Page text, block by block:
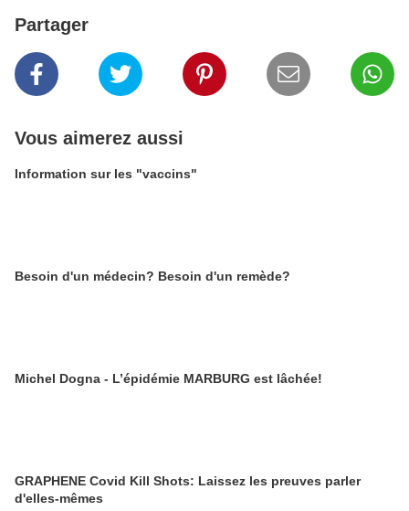
Partager
Vous aimerez aussi
Information sur les "vaccins"
Besoin d'un médecin? Besoin d'un remède?
Michel Dogna - L’épidémie MARBURG est lâchée!
GRAPHENE Covid Kill Shots: Laissez les preuves parler
d'elles-mêmes